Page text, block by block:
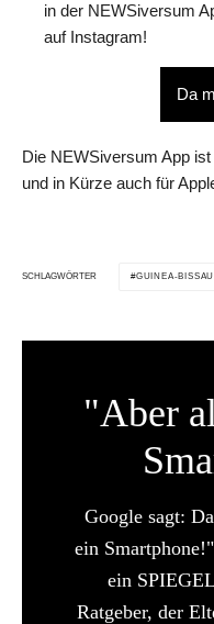
in der NEWSiversum
auf Instagram!
Da
Die NEWSiversum App
und in Kürze auch für
SCHLAGWÖRTER GUINEA-BISSAU
"Aber
Google sagt:
ein
ein
Ratgeber, der